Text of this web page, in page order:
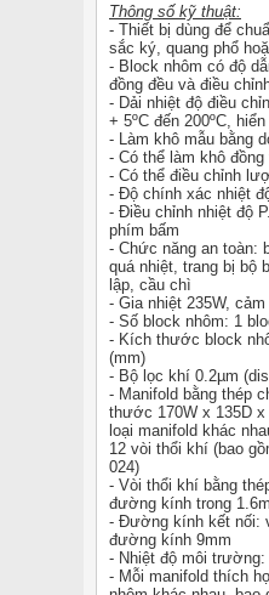
Thông số kỹ thuật:
- Thiết bị dùng để
sắc ký, quang phổ
- Block nhôm có độ
đồng đều và điều
- Dải nhiệt độ điều
+ 5ºC đến 200ºC, hiển
- Làm khô mẫu bằng
- Có thể làm khô
- Có thể điều chỉnh
- Độ chính xác nhiệt
- Điều chỉnh nhiệt độ
phím bấm
- Chức năng an toàn:
quá nhiệt, trang bị bộ
lập, cầu chì
- Gia nhiệt 235W,
- Số block nhôm: 1
- Kích thước block
(mm)
- Bộ lọc khí 0.2µm
- Manifold bằng thép
thước 170W x 135D x
loại manifold khác
12 vòi thổi khí (bao
024)
- Vòi thổi khí bằng
đường kính trong
- Đường kính kết nối:
đường kính 9mm
- Nhiệt độ môi trường:
- Mỗi manifold thích